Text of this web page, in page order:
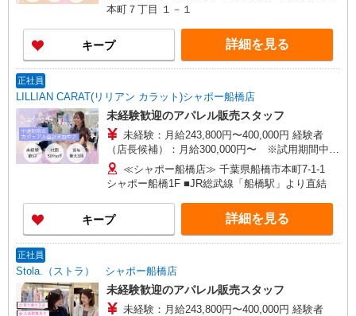
ヤ ゲートタワーモール店／イオンモール各務原イ
寺MIO店／阪神梅田本店／京都ポルタ店／阪急西
宮ガーデンズ店 ルクアイーレ大阪店／岡山一番街
店／ミナモア広島店／博多阪急店／天神ソラリア
本町７丁目 １－１
キープ 詳細を見る
正社員
LILLIAN CARAT(リリアン カラット)シャポー船橋店
未経験歓迎のアパレル販売スタッフ
未経験：月給243,800円〜400,000円 経験者
（店長候補）：月給300,000円〜 ※試用期間中は
270,000円〜 ★固定残業手当：30,800円（月給に
含む） ※経験・能力考慮 ※固定残業時間は1ヶ月
あたり20時間、超過時は追加で残業手当支給 ※月
3万円まで交通費支給 ※試用期間（2〜3ヶ月）も
同条件 【手当】固定残業手当／資格手当／店舗職
制手当／住宅手当（実家外かつ賃貸の場合のみ別
当の種類はエリアにより異なります。詳細は面接
時にお尋ねください。
≪シャポー船橋店≫ 千葉県船橋市本町7-1-1
シャポー船橋1F ■JR総武線「船橋駅」より直結
キープ 詳細を見る
正社員
Stola.（ストラ） シャポー船橋店
未経験歓迎のアパレル販売スタッフ
未経験：月給243,800円〜400,000円 経験者